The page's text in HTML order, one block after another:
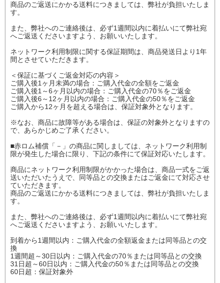
商品のご返送にかかる送料につきましては、弊社が負担いたしま
す。
また、弊社へのご連絡後は、必ず1週間以内に着払いにて弊社宛
へご返送くださいますよう、お願いいたします。
ネットワーク利用制限に関する保証期間は、商品発送日より1年
間とさせていただきます。
＜保証に基づくご返金対応の内容＞
ご購入後1ヶ月未満の場合：ご購入代金の全額をご返金
ご購入後1～6ヶ月以内の場合：ご購入代金の70％をご返金
ご購入後6～12ヶ月以内の場合：ご購入代金の50％をご返金
ご購入から12ヶ月を超える場合は、保証対象外となります。
※なお、商品に故障等がある場合は、保証の対象外となりますの
で、あらかじめご了承ください。
■赤ロム補償「－」の商品に関しましては、ネットワーク利用制
限が発生した場合に限り、下記の条件にて保証対応いたします。
商品にネットワーク利用制限がかかった場合は、商品一式をご返
送いただいたうえで、同等品との交換またはご返金にて対応させ
ていただきます。
商品のご返送にかかる送料につきましては、弊社が負担いたしま
す。
また、弊社へのご連絡後は、必ず1週間以内に着払いにて弊社宛
へご返送くださいますよう、お願いいたします。
到着から1週間以内：ご購入代金の全額返金または同等品との交
換
1週間超～30日以内：ご購入代金の70％または同等品との交換
31日超～60日以内：ご購入代金の50％または同等品との交換
60日超：保証対象外